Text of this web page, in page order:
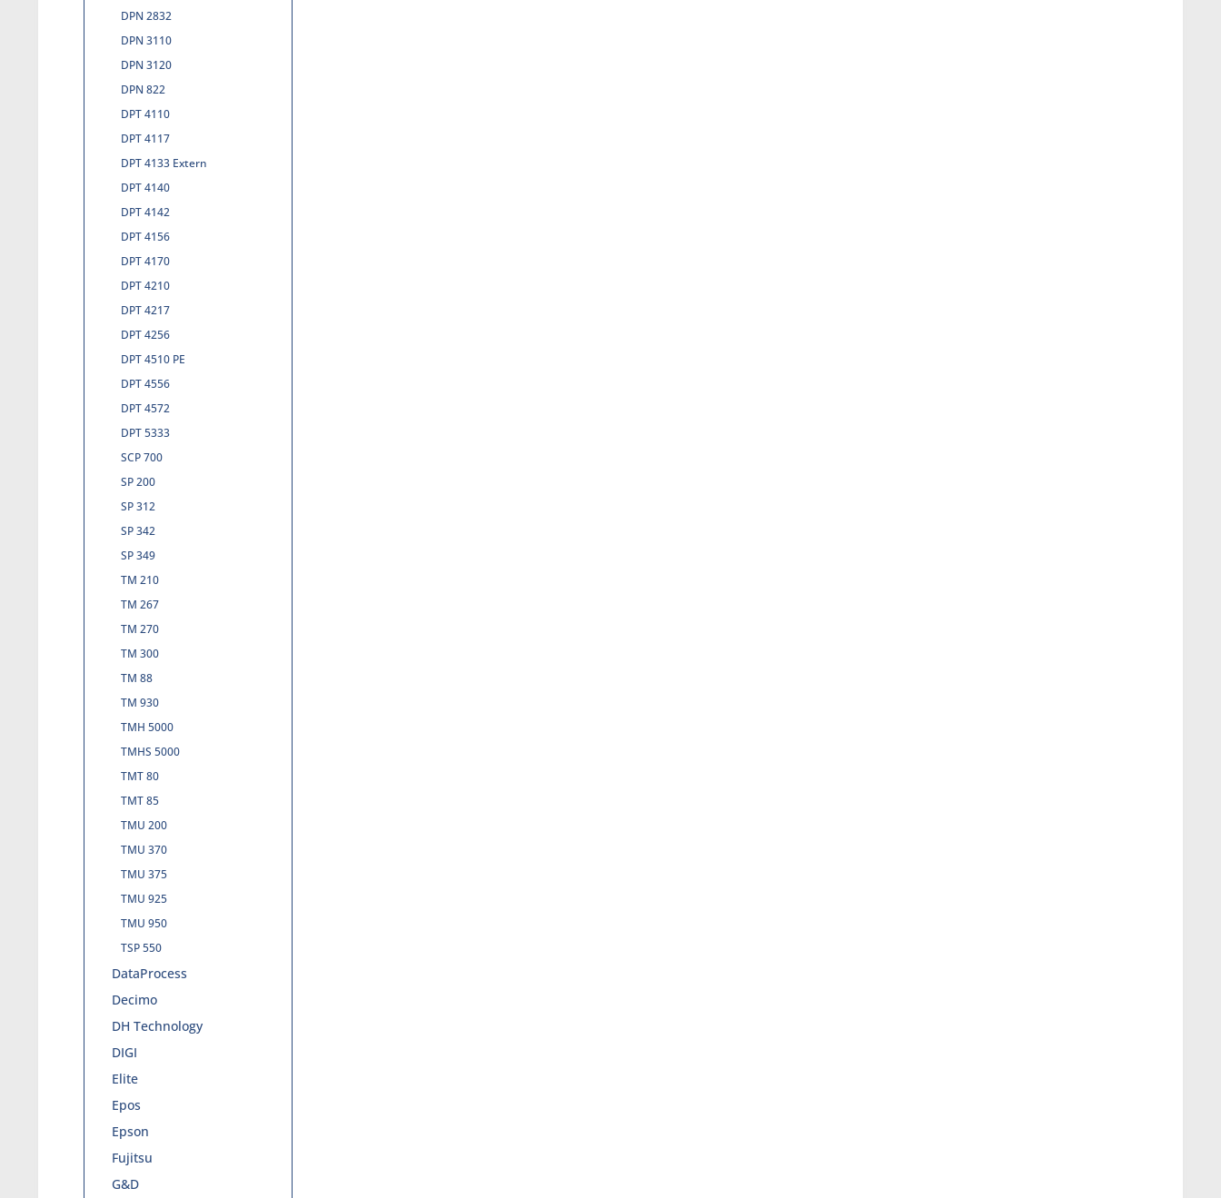
DPN 2832
DPN 3110
DPN 3120
DPN 822
DPT 4110
DPT 4117
DPT 4133 Extern
DPT 4140
DPT 4142
DPT 4156
DPT 4170
DPT 4210
DPT 4217
DPT 4256
DPT 4510 PE
DPT 4556
DPT 4572
DPT 5333
SCP 700
SP 200
SP 312
SP 342
SP 349
TM 210
TM 267
TM 270
TM 300
TM 88
TM 930
TMH 5000
TMHS 5000
TMT 80
TMT 85
TMU 200
TMU 370
TMU 375
TMU 925
TMU 950
TSP 550
DataProcess
Decimo
DH Technology
DIGI
Elite
Epos
Epson
Fujitsu
G&D